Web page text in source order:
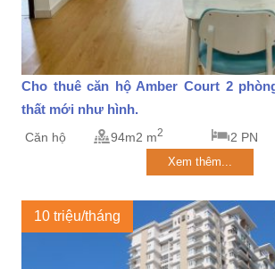
Cho thuê căn hộ Amber Court 2
thất mới như hình.
Căn hộ 94m2 m2 2 PN
Xem thêm...
10 triệu/tháng